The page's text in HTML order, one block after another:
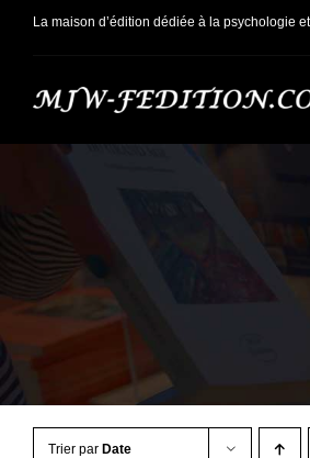
PasserLa maison d’édition dédiée à la psychologie
Trier par Date